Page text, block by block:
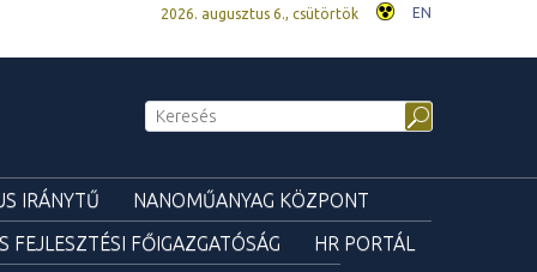
2026. augusztus 6., csütörtök EN
IRÁNYTŰ
NANOMŰANYAG KÖZPONT
FEJLESZTÉSI FŐIGAZGATÓSÁG
HR PORTÁL